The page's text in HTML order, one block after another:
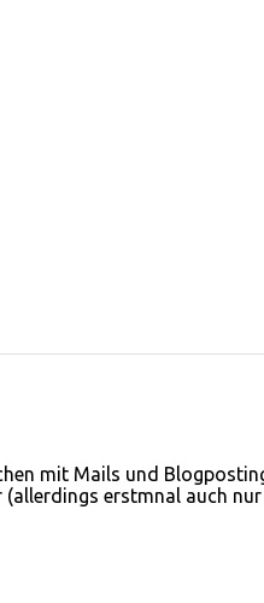
mit Mails und
(allerdings erstmnal auch